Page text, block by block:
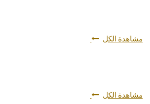
مشاهدة الكل
مشاهدة الكل